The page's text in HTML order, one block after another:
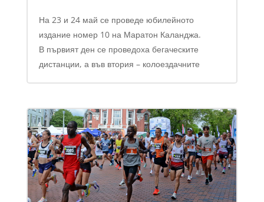
На 23 и 24 май се проведе юбилейното
издание номер 10 на Маратон Каланджа.
В първият ден се проведоха бегаческите
дистанции, а във втория – колоездачните